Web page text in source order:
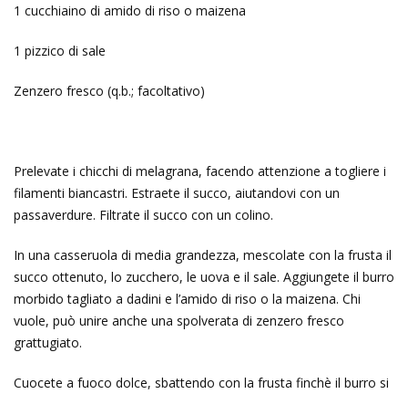
1 cucchiaino di amido di riso o maizena
1 pizzico di sale
Zenzero fresco (q.b.; facoltativo)
Prelevate i chicchi di melagrana, facendo attenzione a togliere i
filamenti biancastri. Estraete il succo, aiutandovi con un
passaverdure. Filtrate il succo con un colino.
In una casseruola di media grandezza, mescolate con la frusta il
succo ottenuto, lo zucchero, le uova e il sale. Aggiungete il burro
morbido tagliato a dadini e l’amido di riso o la maizena. Chi
vuole, può unire anche una spolverata di zenzero fresco
grattugiato.
Cuocete a fuoco dolce, sbattendo con la frusta finchè il burro si